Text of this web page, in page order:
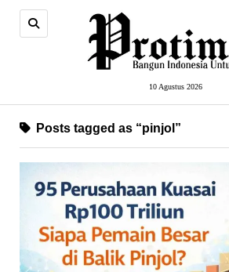
10 Agustus 2026
Posts tagged as “pinjol”